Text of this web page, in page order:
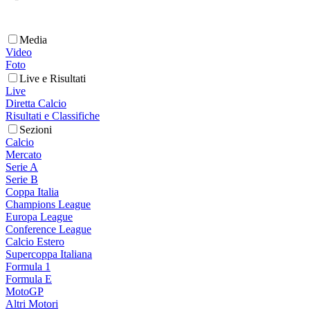
Media
Video
Foto
Live e Risultati
Live
Diretta Calcio
Risultati e Classifiche
Sezioni
Calcio
Mercato
Serie A
Serie B
Coppa Italia
Champions League
Europa League
Conference League
Calcio Estero
Supercoppa Italiana
Formula 1
Formula E
MotoGP
Altri Motori